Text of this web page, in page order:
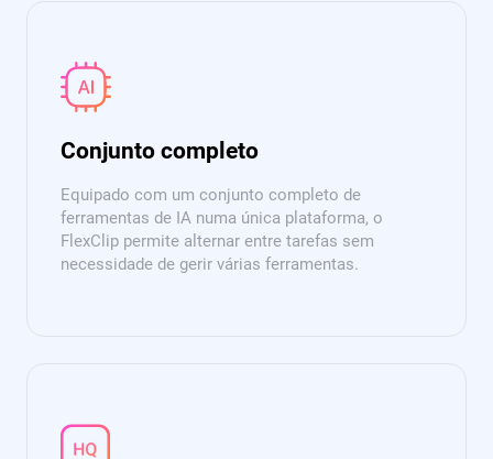
Conjunto completo
Equipado com um conjunto completo de
ferramentas de IA numa única plataforma, o
FlexClip permite alternar entre tarefas sem
necessidade de gerir várias ferramentas.